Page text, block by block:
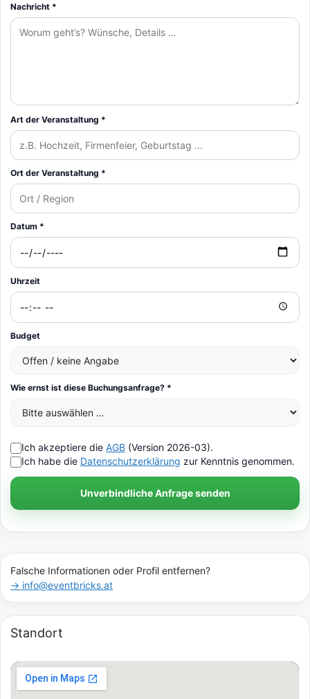
Nachricht *
Art der Veranstaltung *
Ort der Veranstaltung *
Datum *
Uhrzeit
Budget
Wie ernst ist diese Buchungsanfrage? *
Ich akzeptiere die AGB (Version 2026-03).
Ich habe die Datenschutzerklärung zur Kenntnis genommen.
Unverbindliche Anfrage senden
Falsche Informationen oder Profil entfernen?
→ info@eventbricks.at
Standort